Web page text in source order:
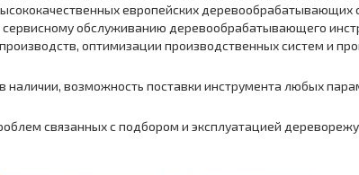
европейских деревообрабатывающих
обслуживанию деревообрабатывающего
оптимизации производственных систем и
наличии, возможность поставки инструмента любых
связанных с подбором и эксплуатацией